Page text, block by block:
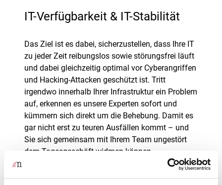
IT-Verfügbarkeit & IT-Stabilität
Das Ziel ist es dabei, sicherzustellen, dass Ihre IT
zu jeder Zeit reibungslos sowie störungsfrei läuft
und dabei gleichzeitig optimal vor Cyberangriffen
und Hacking-Attacken geschützt ist. Tritt
irgendwo innerhalb Ihrer Infrastruktur ein Problem
auf, erkennen es unsere Experten sofort und
kümmern sich direkt um die Behebung. Damit es
gar nicht erst zu teuren Ausfällen kommt – und
Sie sich gemeinsam mit Ihrem Team ungestört
dem Tagesgeschäft widmen können.
mehr Infos